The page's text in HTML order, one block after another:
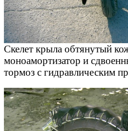
Скелет крыла обтянутый
моноамортизатор и
тормоз с гидравлическим